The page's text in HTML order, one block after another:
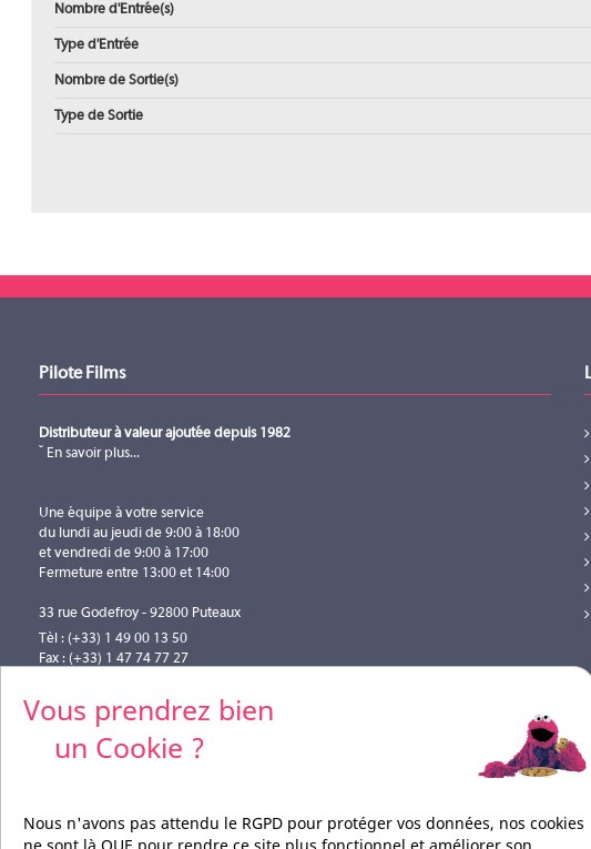
Nombre d'Entrée(s)
Type d'Entrée
Nombre de Sortie(s)
Type de Sortie
Pilote Films
Distributeur à valeur ajoutée depuis 1982
En savoir plus...
Une équipe à votre service
du lundi au jeudi de 9:00 à 18:00
et vendredi de 9:00 à 17:00
Fermeture entre 13:00 et 14:00
33 rue Godefroy - 92800 Puteaux
Tèl : (+33) 1 49 00 13 50
Fax : (+33) 1 47 74 77 27
Vous prendrez bien
un Cookie ?
Nous n'avons pas attendu le RGPD pour protéger vos données, nos cookies